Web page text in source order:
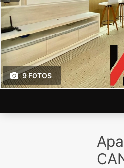
9 FOTOS